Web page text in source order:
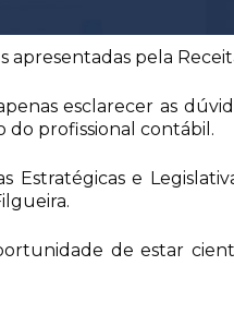
apresentadas pela
esclarecer as
do profissional contábil.
e
de estar